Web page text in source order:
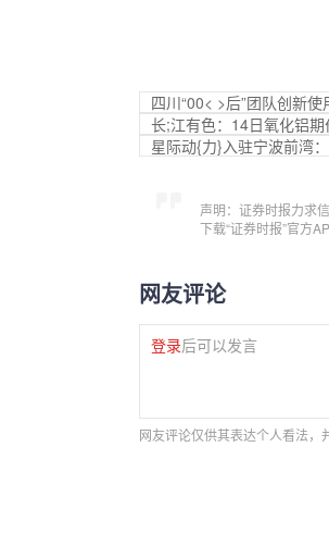
四川“00< >后”团队创新
长;江有色：14日氧化铝
星际动{力}入驻宁波前湾
声明：证券时报力求
下载“证券时报”官方
网友评论
登录后可以发言
网友评论仅供其表达个人看法，